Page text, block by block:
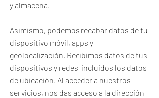
y almacena.
Asimismo, podemos recabar datos de tu
dispositivo móvil, apps y
geolocalización. Recibimos datos de tus
dispositivos y redes, incluidos los datos
de ubicación. Al acceder a nuestros
servicios, nos das acceso a la dirección